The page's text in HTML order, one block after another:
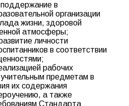
в
организации
жизни, здоровой
атмосферы;
личности
в соответствии
рабочих
предметам в
их содержания
а также
Стандарта